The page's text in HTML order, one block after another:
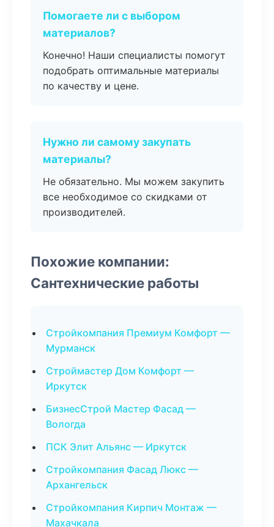
Помогаете ли с выбором
материалов?
Конечно! Наши специалисты помогут
подобрать оптимальные материалы
по качеству и цене.
Нужно ли самому закупать
материалы?
Не обязательно. Мы можем закупить
все необходимое со скидками от
производителей.
Похожие компании:
Сантехнические работы
Стройкомпания Премиум Комфорт —
Мурманск
Строймастер Дом Комфорт —
Иркутск
БизнесСтрой Мастер Фасад —
Вологда
ПСК Элит Альянс — Иркутск
Стройкомпания Фасад Люкс —
Архангельск
Стройкомпания Кирпич Монтаж —
Махачкала